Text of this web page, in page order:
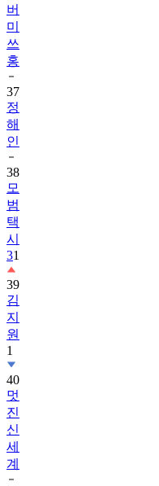
버
미
쓰
홍
37
정
해
인
38
모
범
택
시
31
39
김
지
원
1
40
멋
진
신
세
계